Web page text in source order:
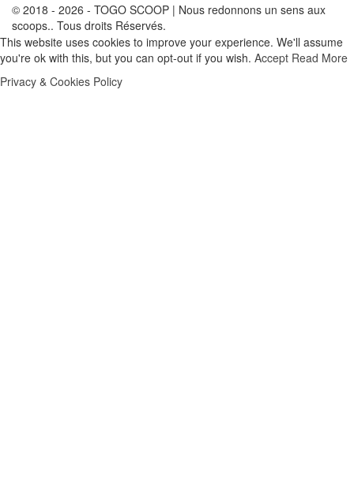
© 2018 - 2026 - TOGO SCOOP | Nous redonnons un sens aux
scoops.. Tous droits Réservés.
This website uses cookies to improve your experience. We'll assume
you're ok with this, but you can opt-out if you wish. Accept Read More
Privacy & Cookies Policy